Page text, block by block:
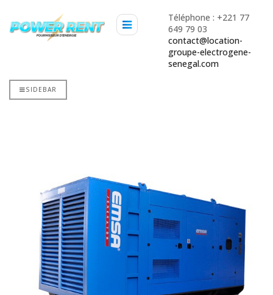
Téléphone : +221 77
649 79 03
contact@location-
groupe-electrogene-
senegal.com
SIDEBAR